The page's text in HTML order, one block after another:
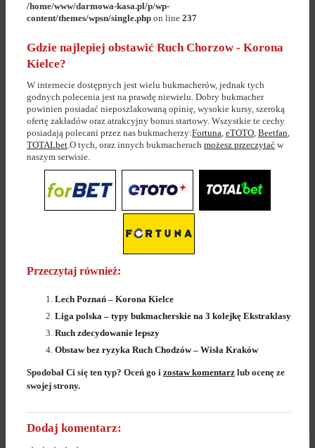
/home/www/darmowa-kasa.pl/p/wp-
content/themes/wpsn/single.php on line 237
Gdzie najlepiej obstawić Ruch Chorzow - Korona
Kielce?
W internecie dostępnych jest wielu bukmacherów, jednak tych
godnych polecenia jest na prawdę niewielu. Dobry bukmacher
powinien posiadać nieposzlakowaną opinię, wysokie kursy, szeroką
ofertę zakładów oraz atrakcyjny bonus startowy. Wszystkie te cechy
posiadają polecani przez nas bukmacherzy:Fortuna, eTOTO, Beetfan,
TOTALbet.O tych, oraz innych bukmacherach możesz przeczytać w
naszym serwisie.
Przeczytaj również:
Lech Poznań – Korona Kielce
Liga polska – typy bukmacherskie na 3 kolejkę Ekstraklasy
Ruch zdecydowanie lepszy
Obstaw bez ryzyka Ruch Chodzów – Wisła Kraków
Spodobał Ci się ten typ? Oceń go i zostaw komentarz lub ocenę ze
swojej strony.
Dodaj komentarz: